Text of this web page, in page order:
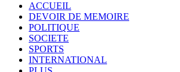
ACCUEIL
DEVOIR DE MEMOIRE
POLITIQUE
SOCIETE
SPORTS
INTERNATIONAL